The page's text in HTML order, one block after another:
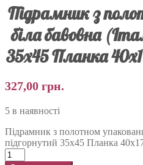
Підрамник з
біла бавовна
35х45 Планка
327,00 грн.
5 в наявності
Підрамник з полотном
підгорнутий 35х45 Планка